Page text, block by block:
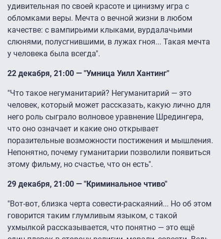
удивительная по своей красоте и цинизму игра с
обломками веры. Мечта о вечной жизни в любом
качестве: с вампирьими клыками, вурдалачьими
слюнями, полусгнившими, в лужах гноя... Такая мечта
у человека была всегда".
22 декабря, 21:00 — "Умница Уилл Хантинг"
"Что такое негуманитарий? Негуманитарий — это
человек, который может рассказать, какую лично для
него роль сыграло волновое уравнение Шредингера,
что оно означает и какие оно открывает
поразительные возможности постижения и мышления.
Непонятно, почему гуманитарии позволили появиться
этому фильму, но счастье, что он есть".
29 декабря, 21:00 — "Криминальное чтиво"
"Вот-вот, близка черта совести-раскаяний... Но об этом
говорится таким глумливым языком, с такой
ухмылкой рассказывается, что понятно — это ещё